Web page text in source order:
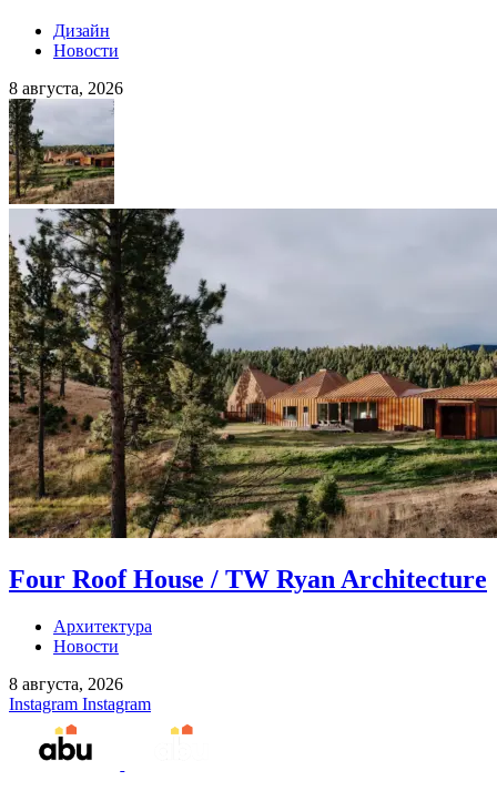
Дизайн
Новости
8 августа, 2026
Four Roof House / TW Ryan Architecture
Архитектура
Новости
8 августа, 2026
Instagram Instagram